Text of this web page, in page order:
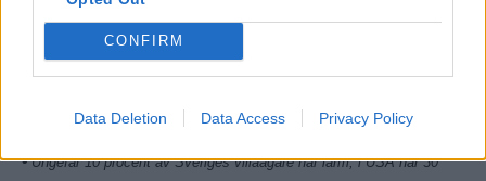
CONFIRM
Data Deletion Data Access Privacy Policy
• De som skickar ett meddelande till din mobil, gsm-larm.
Fakta
•Ungefär 10 procent av Sveriges villaägare har larm, i USA har 30